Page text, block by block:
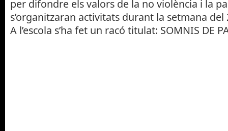
per difondre els valors de la no violència i la
s’organitzaran activitats durant la setmana del
A l’escola s’ha fet un racó titulat: SOMNIS DE